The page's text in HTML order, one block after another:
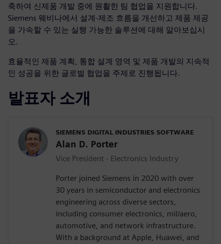
축하여 신제품 개발 중에 원활한 팀 협업을 지원합니다.
Siemens 웨비나에서 설계-제조 흐름을 개선하고 제품 제공
을 가속할 수 있는 실행 가능한 솔루션에 대해 알아보십시
오.
효율적인 제품 계획, 통합 설계 영역 및 제품 개발의 지속적
인 성공을 위한 글로벌 협업을 주제로 진행됩니다.
발표자 소개
SIEMENS DIGITAL INDUSTRIES SOFTWARE
Alan D. Porter
Vice President - Electronics Industry
Porter joined Siemens in 2020 with over
30 years in semiconductor and electronics
engineering across diverse sectors,
including consumer electronics, mil/aero,
automotive, and network infrastructure.
With a background at Apple, Huawei, and